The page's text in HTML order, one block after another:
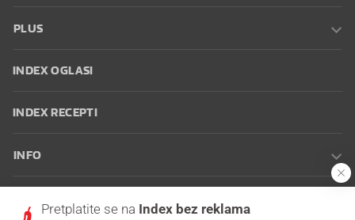
PLUS
INDEX OGLASI
INDEX RECEPTI
INFO
korištenja
Postavke kolačića
Pretplatite se na Index bez reklama